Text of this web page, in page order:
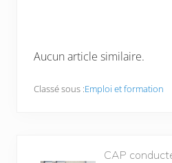
Aucun article similaire.
Classé sous :Emploi et formation
CAP